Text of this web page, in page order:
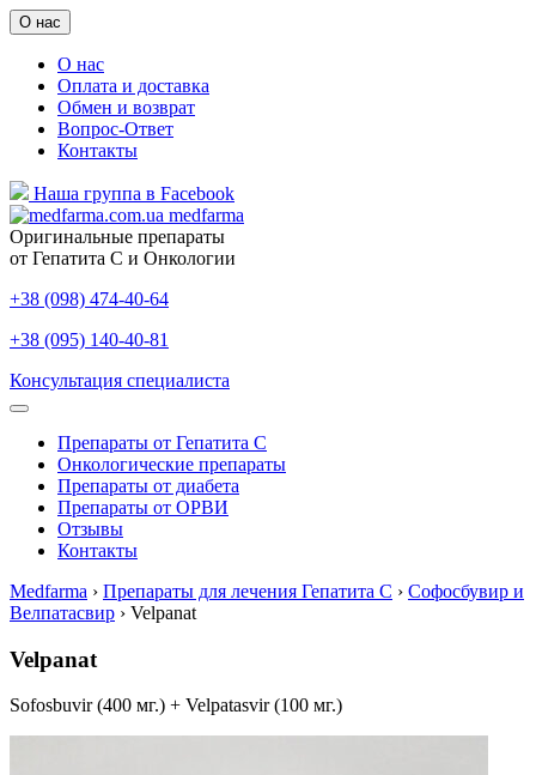
О нас
О нас
Оплата и доставка
Обмен и возврат
Вопрос-Ответ
Контакты
Наша группа в Facebook
medfarma
Оригинальные препараты
от Гепатита С и Онкологии
+38 (098) 474-40-64
+38 (095) 140-40-81
Консультация специалиста
Препараты от Гепатита С
Онкологические препараты
Препараты от диабета
Препараты от ОРВИ
Отзывы
Контакты
Medfarma › Препараты для лечения Гепатита С › Софосбувир и
Велпатасвир › Velpanat
Velpanat
Sofosbuvir (400 мг.) + Velpatasvir (100 мг.)